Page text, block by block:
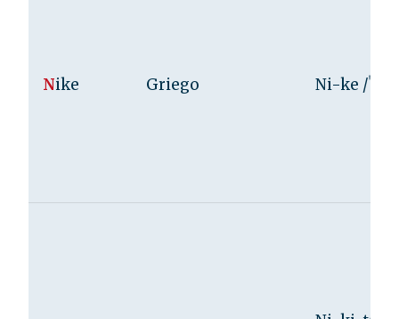
Nike Griego Ni-ke /